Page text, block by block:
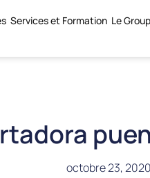
Services et Formation Le
octobre 23, 2020